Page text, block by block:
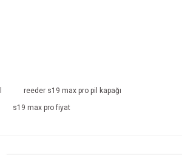
reeder s19 max pro pil kapağı
s19 max pro fiyat